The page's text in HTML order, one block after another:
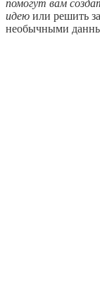
помогут вам
идею или решить
необычными